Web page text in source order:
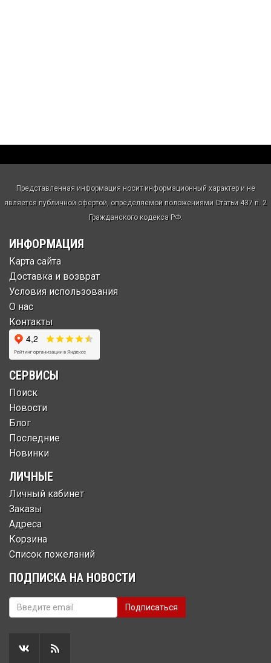
Представленная информация носит информационный характер и не
является публичной офертой, определяемой положениями Статьи 437 п. 2
Гражданского кодекса РФ.
ИНФОРМАЦИЯ
Карта сайта
Доставка и возврат
Условия использования
О нас
Контакты
СЕРВИСЫ
Поиск
Новости
Блог
Последние
Новинки
ЛИЧНЫЕ
Личный кабинет
Заказы
Адреса
Корзина
Список пожеланий
ПОДПИСКА НА НОВОСТИ